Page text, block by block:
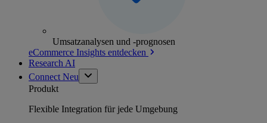
Umsatzanalysen und -prognosen
eCommerce Insights entdecken
Research AI
Connect Neu
Produkt
Flexible Integration für jede Umgebung